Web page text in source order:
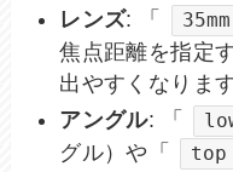
レンズ: 「 35mm
焦点距離を指定
出やすくなります
アングル: 「
グル）や「
top